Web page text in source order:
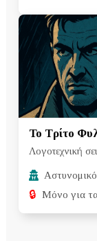
Το Τρίτο
Λογοτεχνική
🔒 Μόνο για